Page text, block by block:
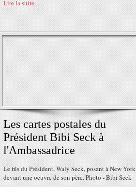
Lire la suite
Les cartes postales du
Président Bibi Seck à
l'Ambassadrice
Le fils du Président, Waly Seck, posant à New York
devant une oeuvre de son père. Photo - Bibi Seck